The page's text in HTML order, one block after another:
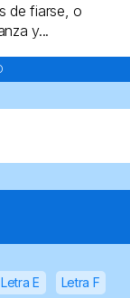
de fiarse, o
y...
Letra E Letra F